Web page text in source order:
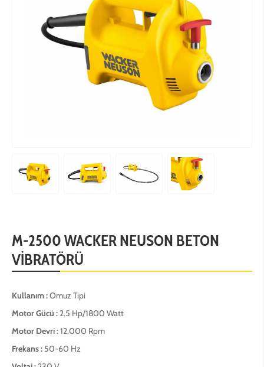
M-2500 WACKER NEUSON BETON
VİBRATÖRÜ
Kullanım :Omuz Tipi
Motor Gücü : 2.5 Hp/1800 Watt
Motor Devri :12.000 Rpm
Frekans : 50-60 Hz